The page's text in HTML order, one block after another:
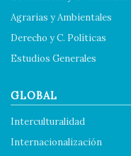
Agrarias y Ambientales
Derecho y C. Políticas
Estudios Generales
GLOBAL
Interculturalidad
Internacionalización